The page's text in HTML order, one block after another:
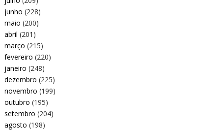
junho (228)
maio (200)
abril (201)
março (215)
fevereiro (220)
janeiro (248)
dezembro (225)
novembro (199)
outubro (195)
setembro (204)
agosto (198)